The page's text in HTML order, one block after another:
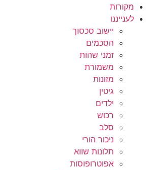
מקורות
לענייננו
יישוב סכסוך
הסכמים
זמני שהות
משמורת
מזונות
גיטין
ילדים
רכוש
סלב
ניכור הורי
תלונות שווא
אפוטרופוסות